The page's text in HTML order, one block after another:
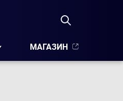
МАГАЗИН